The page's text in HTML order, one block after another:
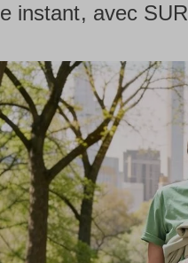
instant, avec